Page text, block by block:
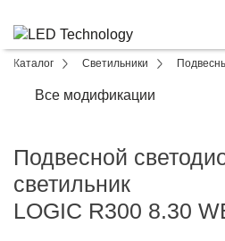
Каталог Светильники
Все модификации
Подвесной
светильник
LOGIC R300 8.30